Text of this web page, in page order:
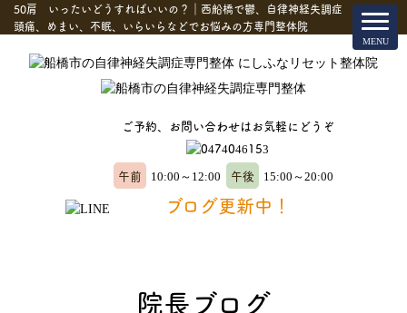
50肩 いったいどうすればいいの？｜西船橋で鬱、自律神経失調症
頭痛、めまい、不眠、いらいらなどでお悩みの方専門整体院
ご予約、お問い合わせはお気軽にどうぞ
午前 10:00～12:00 午後 15:00～20:00
ブログ更新中！
院長ブログ